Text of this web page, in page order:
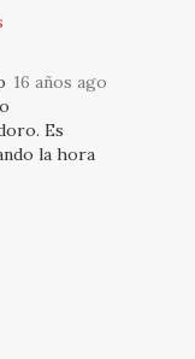
16 años ago
Es
la hora